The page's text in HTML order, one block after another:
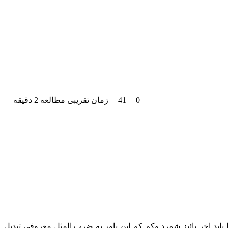
0 زمان تقریبی مطالعه 2 دقیقه
اخر پائيز شمرد وكم كم اين باور به ضرب المثل معروفي تبديل